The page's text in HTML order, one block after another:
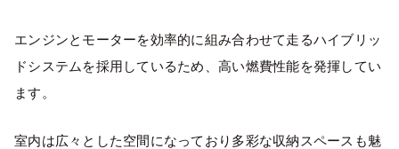
エンジンとモーターを効率的に組み合わせて走るハイブリッ
ドシステムを採用しているため、高い燃費性能を発揮してい
ます。
室内は広々とした空間になっており多彩な収納スペースも魅